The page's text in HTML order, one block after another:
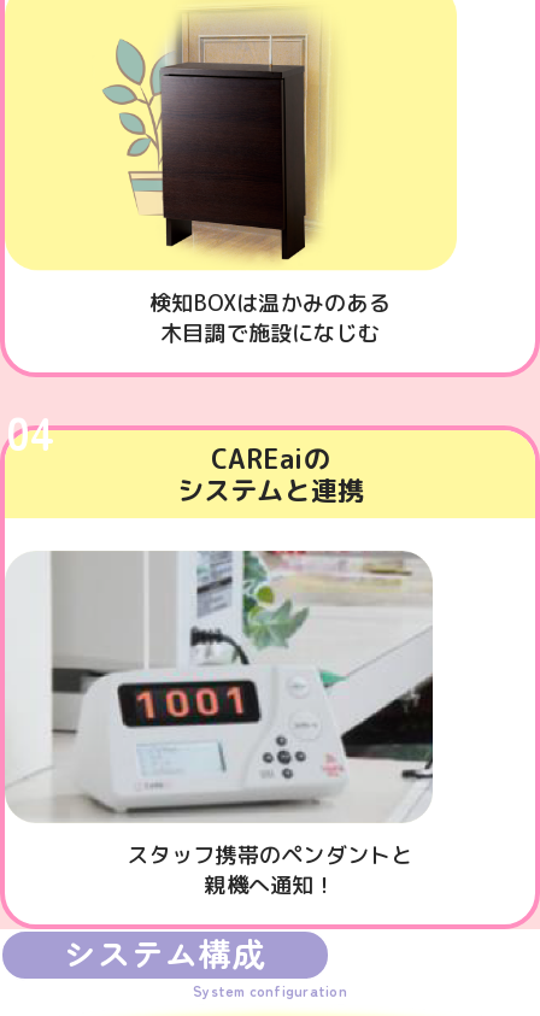
検知BOXは温かみのある
木目調で施設になじむ
04
CAREaiの
システムと連携
スタッフ携帯のペンダントと
親機へ通知！
システム構成
System configuration